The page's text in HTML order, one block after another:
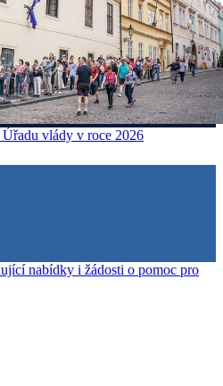
vlády v roce 2026
nabídky i žádosti o pomoc pro